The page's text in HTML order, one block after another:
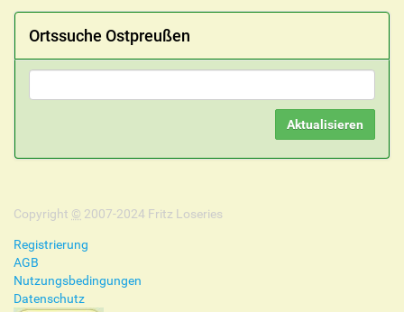
Ortssuche Ostpreußen
Copyright © 2007-2024 Fritz Loseries
Registrierung
AGB
Nutzungsbedingungen
Datenschutz